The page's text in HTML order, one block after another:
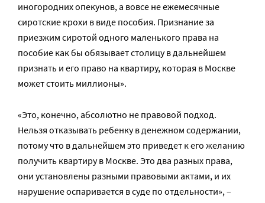
иногородних опекунов, а вовсе не ежемесячные
сиротские крохи в виде пособия. Признание за
приезжим сиротой одного маленького права на
пособие как бы обязывает столицу в дальнейшем
признать и его право на квартиру, которая в Москве
может стоить миллионы».
«Это, конечно, абсолютно не правовой подход.
Нельзя отказывать ребенку в денежном содержании,
потому что в дальнейшем это приведет к его желанию
получить квартиру в Москве. Это два разных права,
они установлены разными правовыми актами, и их
нарушение оспаривается в суде по отдельности», –